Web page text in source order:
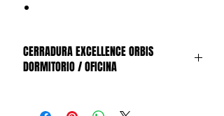
CERRADURA EXCELLENCE ORBIS
DORMITORIO / OFICINA
EXCELLENCE TUBULAR INOX , CON